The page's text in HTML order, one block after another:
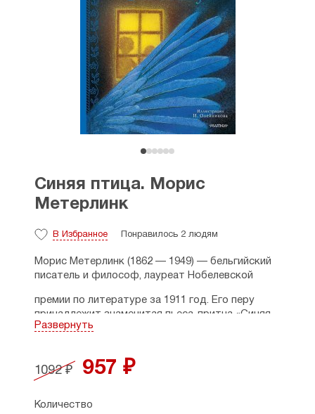
Синяя птица. Морис
Метерлинк
В Избранное Понравилось 2 людям
Морис Метерлинк (1862 — 1949) — бельгийский
писатель и философ, лауреат Нобелевской
премии по литературе за 1911 год. Его перу
принадлежит знаменитая пьеса-притча «Синяя
птица», посвящённая бесконечному поиску
переработал её в сказку для детей.
Рождественской ночью в дом дровосека
Тиль-
Развернуть
1092 ₽ 957 ₽
Количество